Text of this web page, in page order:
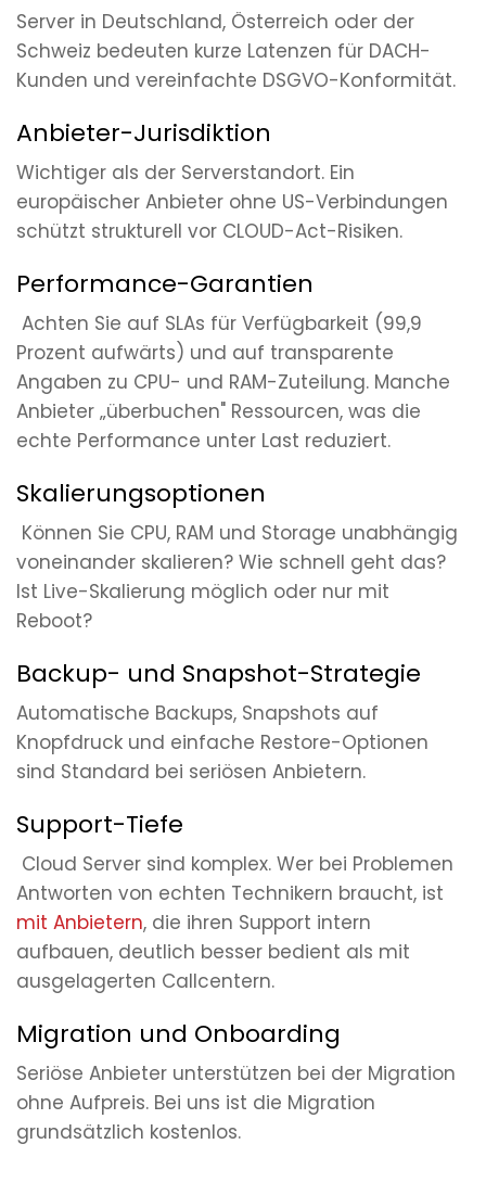
Server in Deutschland, Österreich oder der
Schweiz bedeuten kurze Latenzen für DACH-
Kunden und vereinfachte DSGVO-Konformität.
Anbieter-Jurisdiktion
Wichtiger als der Serverstandort. Ein
europäischer Anbieter ohne US-Verbindungen
schützt strukturell vor CLOUD-Act-Risiken.
Performance-Garantien
Achten Sie auf SLAs für Verfügbarkeit (99,9
Prozent aufwärts) und auf transparente
Angaben zu CPU- und RAM-Zuteilung. Manche
Anbieter „überbuchen" Ressourcen, was die
echte Performance unter Last reduziert.
Skalierungsoptionen
Können Sie CPU, RAM und Storage unabhängig
voneinander skalieren? Wie schnell geht das?
Ist Live-Skalierung möglich oder nur mit
Reboot?
Backup- und Snapshot-Strategie
Automatische Backups, Snapshots auf
Knopfdruck und einfache Restore-Optionen
sind Standard bei seriösen Anbietern.
Support-Tiefe
Cloud Server sind komplex. Wer bei Problemen
Antworten von echten Technikern braucht, ist
mit Anbietern, die ihren Support intern
aufbauen, deutlich besser bedient als mit
ausgelagerten Callcentern.
Migration und Onboarding
Seriöse Anbieter unterstützen bei der Migration
ohne Aufpreis. Bei uns ist die Migration
grundsätzlich kostenlos.